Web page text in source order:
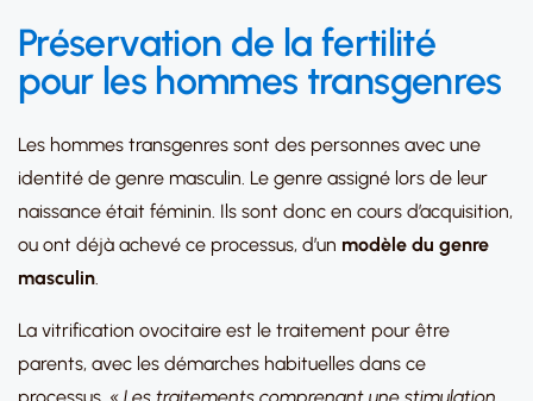
Préservation de la fertilité
pour les hommes transgenres
Les hommes transgenres sont des personnes avec une
identité de genre masculin. Le genre assigné lors de leur
naissance était féminin. Ils sont donc en cours d’acquisition,
ou ont déjà achevé ce processus, d’un modèle du genre
masculin.
La vitrification ovocitaire est le traitement pour être
parents, avec les démarches habituelles dans ce